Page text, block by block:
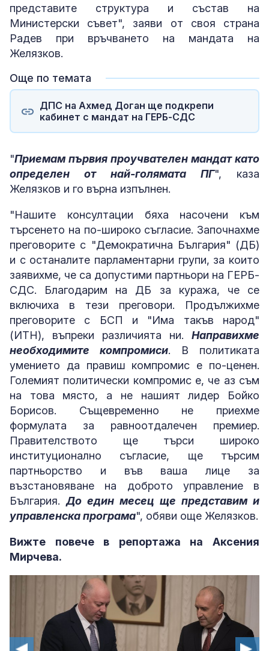
представите структура и състав на
Министерски съвет", заяви от своя страна
Радев при връчването на мандата на
Желязков.
Още по темата
ДПС на Ахмед Доган ще подкрепи
кабинет с мандат на ГЕРБ-СДС
"Приемам първия проучвателен мандат като
определен от най-голямата ПГ", каза
Желязков и го върна изпълнен.
"Нашите консултации бяха насочени към
търсенето на по-широко съгласие. Започнахме
преговорите с "Демократична България" (ДБ)
и с останалите парламентарни групи, за които
заявихме, че са допустими партньори на ГЕРБ-
СДС. Благодарим на ДБ за куража, че се
включиха в тези преговори. Продължихме
преговорите с БСП и "Има такъв народ"
(ИТН), въпреки различията ни. Направихме
необходимите компромиси. В политиката
умението да правиш компромис е по-ценен.
Големият политически компромис е, че аз съм
на това място, а не нашият лидер Бойко
Борисов. Същевременно не приехме
формулата за равноотдалечен премиер.
Правителството ще търси широко
институционално съгласие, ще търсим
партньорство и във ваша лице за
възстановяване на доброто управление в
България. До един месец ще представим и
управленска програма", обяви още Желязков.
Вижте повече в репортажа на Аксения
Мирчева.